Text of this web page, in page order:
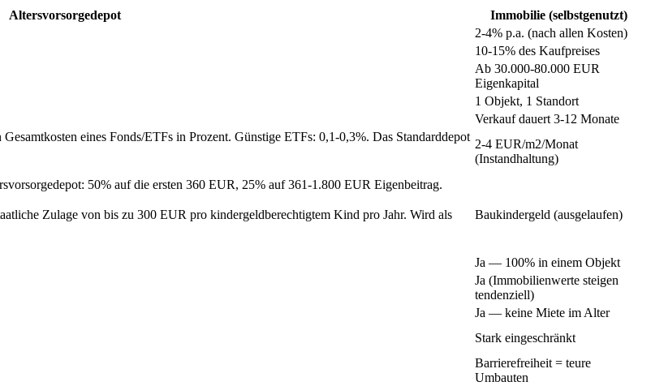
Altersvorsorgedepot
Immobilie (selbstgenutzt)
2-4% p.a. (nach allen Kosten)
10-15% des Kaufpreises
Ab 30.000-80.000 EUR
Eigenkapital
1 Objekt, 1 Standort
Verkauf dauert 3-12 Monate
eines Fonds/ETFs in Prozent. Günstige ETFs: 0,1-0,3%. Das Standarddepot
2-4 EUR/m2/Monat
(Instandhaltung)
50% auf die ersten 360 EUR, 25% auf 361-1.800 EUR Eigenbeitrag.
Zulage von bis zu 300 EUR pro kindergeldberechtigtem Kind pro Jahr. Wird als
Baukindergeld (ausgelaufen)
Ja — 100% in einem Objekt
Ja (Immobilienwerte steigen
tendenziell)
Ja — keine Miete im Alter
Stark eingeschränkt
Barrierefreiheit = teure
Umbauten